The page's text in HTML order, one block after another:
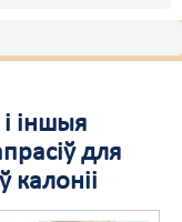
іншыя
для
калоніі